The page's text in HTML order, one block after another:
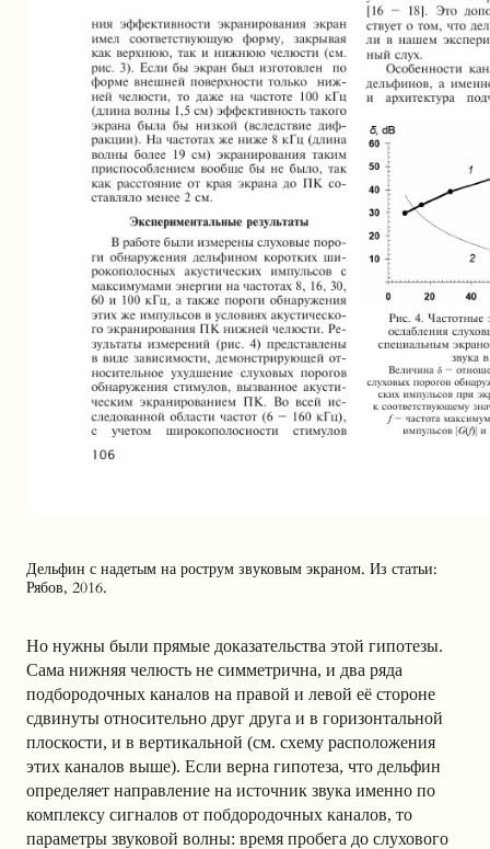
Дельфин с надетым на рострум звуковым экраном. Из статьи:
Рябов, 2016.
Но нужны были прямые доказательства этой гипотезы.
Сама нижняя челюсть не симметрична, и два ряда
подбородочных каналов на правой и левой её стороне
сдвинуты относительно друг друга и в горизонтальной
плоскости, и в вертикальной (см. схему расположения
этих каналов выше). Если верна гипотеза, что дельфин
определяет направление на источник звука именно по
комплексу сигналов от побдородочных каналов, то
параметры звуковой волны: время пробега до слухового